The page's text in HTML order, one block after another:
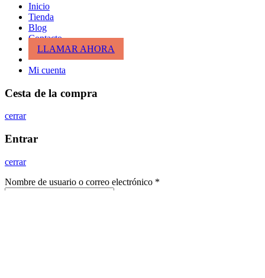
Inicio
Tienda
Blog
Contacto
LLAMAR AHORA
Mi cuenta
Cesta de la compra
cerrar
Entrar
cerrar
Nombre de usuario o correo electrónico *